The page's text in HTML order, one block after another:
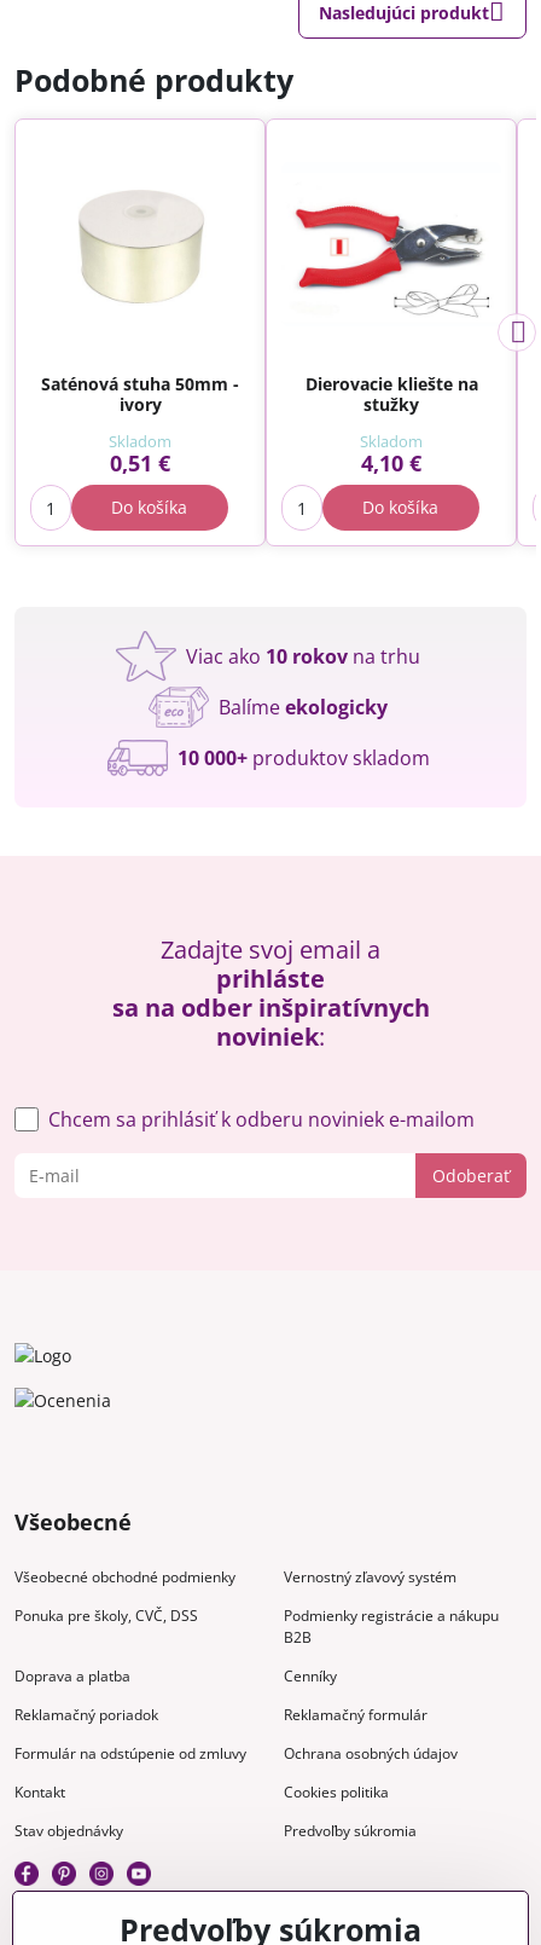
Nasledujúci produkt
Podobné produkty
Saténová stuha 50mm -
ivory
Skladom
0,51 €
Do košíka
Dierovacie kliešte na
stužky
Skladom
4,10 €
Do košíka
Viac ako 10 rokov na trhu
Balímeekologicky
10 000+produktov skladom
Zadajte svoj email a
prihláste
sa na odber inšpiratívnych
noviniek:
Odoberať
Chcem sa prihlásiť k odberu noviniek e-mailom
Všeobecné
Všeobecné obchodné podmienky
Vernostný zľavový systém
Ponuka pre školy, CVČ, DSS
Podmienky registrácie a nákupu
B2B
Doprava a platba
Cenníky
Reklamačný poriadok
Reklamačný formulár
Formulár na odstúpenie od zmluvy
Ochrana osobných údajov
Kontakt
Cookies politika
Stav objednávky
Predvoľby súkromia
Predvoľby súkromia